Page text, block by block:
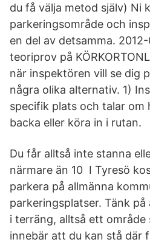
du få välja metod själv) Ni
parkeringsområde och
en del av detsamma.
teoriprov på
när inspektören vill se dig
några olika alternativ. 1)
specifik plats och talar om
backa eller köra in i rutan.
Du får alltså inte stanna
närmare än 10 I Tyresö
parkera på allmänna
parkeringsplatser. Tänk
i terräng, alltså ett område
innebär att du kan stå där